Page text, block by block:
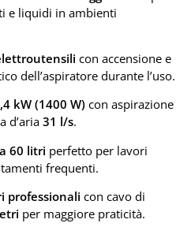
e liquidi in ambienti
con accensione e
dell’aspiratore durante l’uso.
kW (1400 W) con aspirazione
d’aria31 l/s.
60 litri perfetto per lavori
frequenti.
professionali con cavo di
per maggiore praticità.